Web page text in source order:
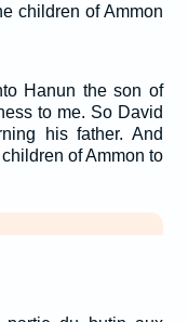
children of Ammon
Hanun the son of
to me. So David
his father. And
of Ammon to